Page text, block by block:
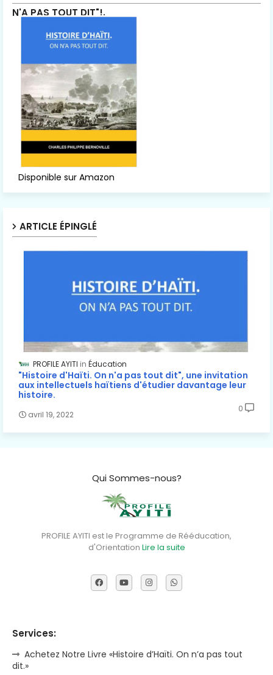
N'A PAS TOUT DIT"!.
Disponible sur Amazon
ARTICLE ÉPINGLÉ
PROFILE AYITI Éducation
"Histoire d'Haïti. On n'a pas tout dit", une invitation
aux intellectuels haïtiens d'étudier davantage leur
histoire.
avril 19, 2022
0
Qui Sommes-nous?
PROFILE AYITI est le Programme de Rééducation,
d'Orientation Lire la suite
Services:
Achetez Notre Livre «Histoire d’Haïti. On n’a pas tout
dit.»